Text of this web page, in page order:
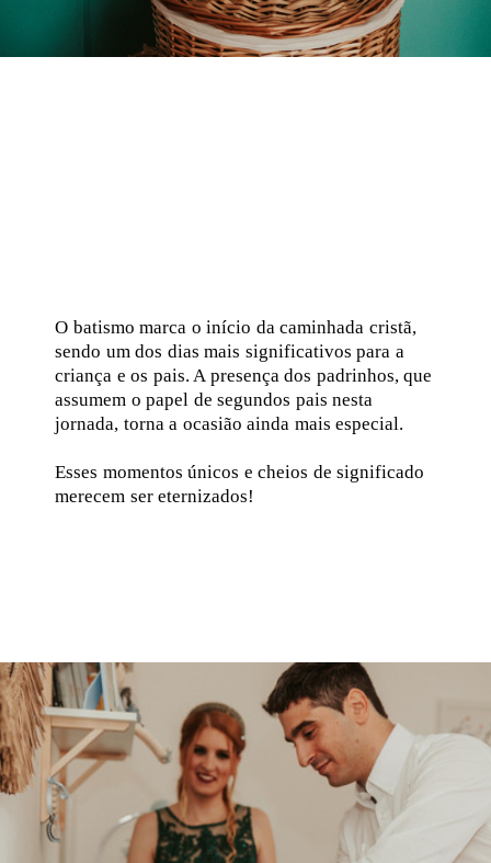
O batismo marca o início da caminhada cristã,
sendo um dos dias mais significativos para a
criança e os pais. A presença dos padrinhos, que
assumem o papel de segundos pais nesta
jornada, torna a ocasião ainda mais especial.
Esses momentos únicos e cheios de significado
merecem ser eternizados!